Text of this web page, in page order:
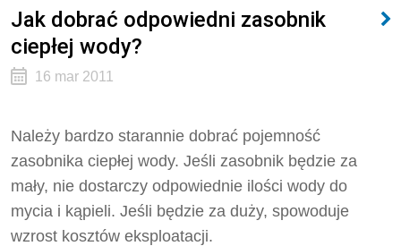
Jak dobrać odpowiedni zasobnik
ciepłej wody?
16 mar 2011
Należy bardzo starannie dobrać pojemność
zasobnika ciepłej wody. Jeśli zasobnik będzie za
mały, nie dostarczy odpowiednie ilości wody do
mycia i kąpieli. Jeśli będzie za duży, spowoduje
wzrost kosztów eksploatacji.